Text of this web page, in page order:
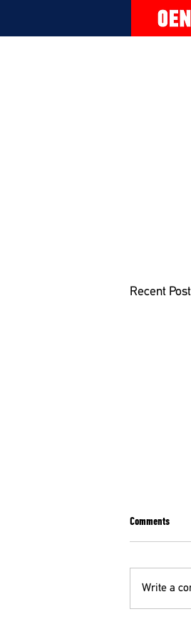
Recent
Comments
Write a